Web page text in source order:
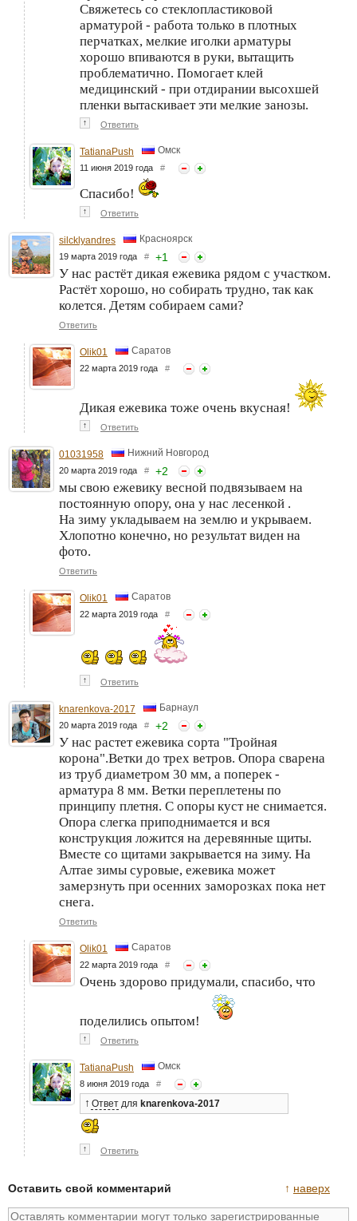
Свяжетесь со стеклопластиковой
арматурой - работа только в плотных
перчатках, мелкие иголки арматуры
хорошо впиваются в руки, вытащить
проблематично. Помогает клей
медицинский - при отдирании высохшей
пленки вытаскивает эти мелкие занозы.
↑ Ответить
TatianaPush Омск
11 июня 2019 года #
Спасибо!
↑ Ответить
silcklyandres Красноярск
19 марта 2019 года # +1
У нас растёт дикая ежевика рядом с участком.
Растёт хорошо, но собирать трудно, так как
колется. Детям собираем сами?
Ответить
Olik01 Саратов
22 марта 2019 года #
Дикая ежевика тоже очень вкусная!
↑ Ответить
01031958 Нижний Новгород
20 марта 2019 года # +2
мы свою ежевику весной подвязываем на
постоянную опору, она у нас лесенкой .
На зиму укладываем на землю и укрываем.
Хлопотно конечно, но результат виден на
фото.
Ответить
Olik01 Саратов
22 марта 2019 года #
↑ Ответить
knarenkova-2017 Барнаул
20 марта 2019 года # +2
У нас растет ежевика сорта "Тройная
корона".Ветки до трех ветров. Опора сварена
из труб диаметром 30 мм, а поперек -
арматура 8 мм. Ветки переплетены по
принципу плетня. С опоры куст не снимается.
Опора слегка приподнимается и вся
конструкция ложится на деревянные щиты.
Вместе со щитами закрывается на зиму. На
Алтае зимы суровые, ежевика может
замерзнуть при осенних заморозках пока нет
снега.
Ответить
Olik01 Саратов
22 марта 2019 года #
Очень здорово придумали, спасибо, что
поделились опытом!
↑ Ответить
TatianaPush Омск
8 июня 2019 года #
↑ Ответ для knarenkova-2017
↑ Ответить
↑ наверх
Оставить свой комментарий